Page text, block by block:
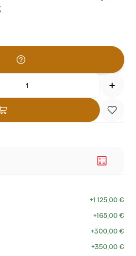
+1 125,00 €
+165,00 €
+300,00 €
+350,00 €